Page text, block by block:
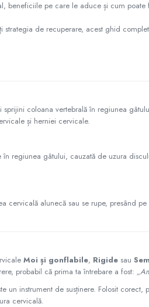
pe care le aduce și cum
de recuperare, acest ghid
coloana vertebrală în regiunea
și herniei cervicale.
regiunea gâtului, cauzată de uzura
alunecă sau se rupe, presând
Moi și gonflabile, Rigide sau
probabil că prima ta întrebare a fost:
instrument de susținere. Folosit
cervicală.